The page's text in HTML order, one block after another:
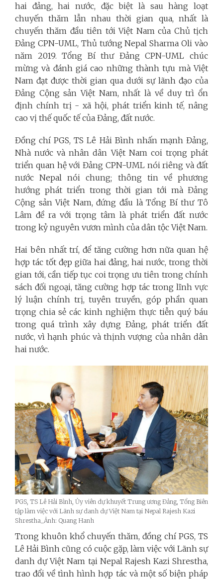
hai đảng, hai nước, đặc biệt là sau hàng loạt
chuyến thăm lẫn nhau thời gian qua, nhất là
chuyến thăm đầu tiên tới Việt Nam của Chủ tịch
Đảng CPN-UML, Thủ tướng Nepal Sharma Oli vào
năm 2019. Tổng Bí thư Đảng CPN-UML chúc
mừng và đánh giá cao những thành tựu mà Việt
Nam đạt được thời gian qua dưới sự lãnh đạo của
Đảng Cộng sản Việt Nam, nhất là về duy trì ổn
định chính trị - xã hội, phát triển kinh tế, nâng
cao vị thế quốc tế của Đảng, đất nước.
Đồng chí PGS, TS Lê Hải Bình nhấn mạnh Đảng,
Nhà nước và nhân dân Việt Nam coi trọng phát
triển quan hệ với Đảng CPN-UML nói riêng và đất
nước Nepal nói chung; thông tin về phương
hướng phát triển trong thời gian tới mà Đảng
Cộng sản Việt Nam, đứng đầu là Tổng Bí thư Tô
Lâm đề ra với trọng tâm là phát triển đất nước
trong kỷ nguyên vươn mình của dân tộc Việt Nam.
Hai bên nhất trí, để tăng cường hơn nữa quan hệ
hợp tác tốt đẹp giữa hai đảng, hai nước, trong thời
gian tới, cần tiếp tục coi trọng ưu tiên trong chính
sách đối ngoại, tăng cường hợp tác trong lĩnh vực
lý luận chính trị, tuyên truyền, góp phần quan
trọng chia sẻ các kinh nghiệm thực tiễn quý báu
trong quá trình xây dựng Đảng, phát triển đất
nước, vì hạnh phúc và thịnh vượng của nhân dân
hai nước.
PGS, TS Lê Hải Bình, Ủy viên dự khuyết Trung ương Đảng, Tổng Biên
tập làm việc với Lãnh sự danh dự Việt Nam tại Nepal Rajesh Kazi
Shrestha_Ảnh: Quang Hanh
Trong khuôn khổ chuyến thăm, đồng chí PGS, TS
Lê Hải Bình cũng có cuộc gặp, làm việc với Lãnh sự
danh dự Việt Nam tại Nepal Rajesh Kazi Shrestha,
trao đổi về tình hình hợp tác và một số biện pháp